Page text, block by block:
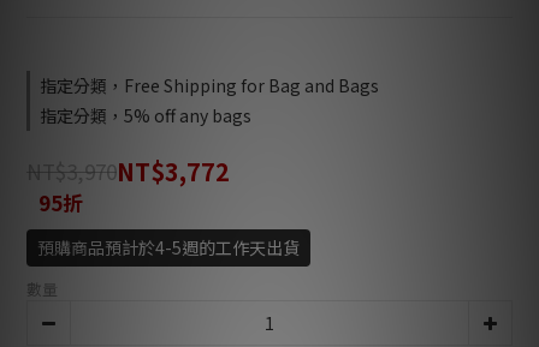
指定分類，Free Shipping for Bag and Bags
指定分類，5% off any bags
NT$3,970NT$3,772
95折
預購商品預計於4-5週的工作天出貨
數量